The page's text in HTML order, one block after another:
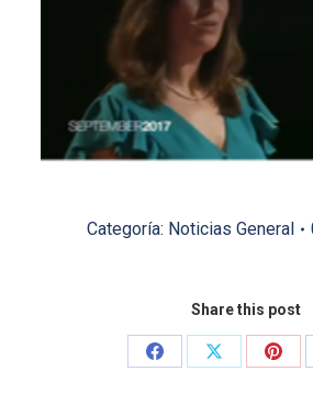
Categoría: Noticias General
Share this post
Share
Share